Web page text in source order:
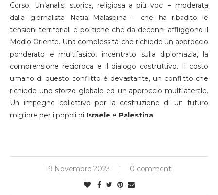
Corso. Un’analisi storica, religiosa a più voci – moderata
dalla giornalista Natia Malaspina – che ha ribadito le
tensioni territoriali e politiche che da decenni affliggono il
Medio Oriente. Una complessità che richiede un approccio
ponderato e multifasico, incentrato sulla diplomazia, la
comprensione reciproca e il dialogo costruttivo. Il costo
umano di questo conflitto è devastante, un conflitto che
richiede uno sforzo globale ed un approccio multilaterale.
Un impegno collettivo per la costruzione di un futuro
migliore per i popoli di Israele e Palestina.
19 Novembre 2023 0 commenti